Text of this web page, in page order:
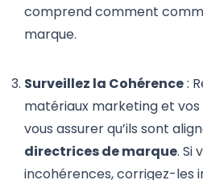
comprend comment
marque.
Surveillez la Cohérence:
matériaux marketing et
vous assurer qu’ils sont
directrices de marque. Si
incohérences, corrigez-les